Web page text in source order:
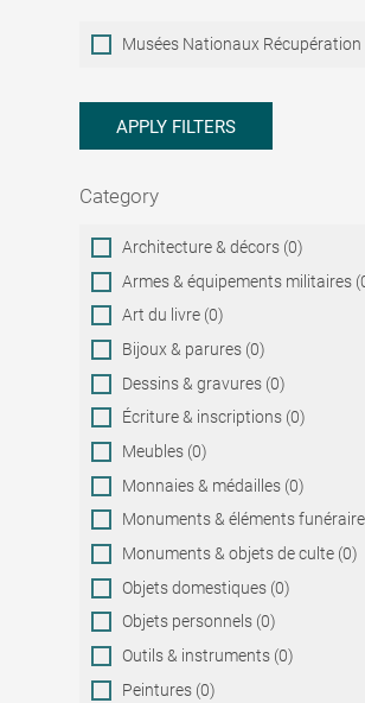
Musées
Nationaux
Musées Nationaux Récupération
APPLY FILTERS
Category
Category
Architecture & décors (0)
Armes & équipements militaires
Art du livre (0)
Bijoux & parures (0)
Dessins & gravures (0)
Écriture & inscriptions (0)
Meubles (0)
Monnaies & médailles (0)
Monuments & éléments
Monuments & objets de culte (0)
Objets domestiques (0)
Objets personnels (0)
Outils & instruments (0)
Peintures (0)